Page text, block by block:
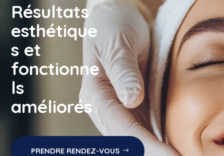
Résultats
esthétique
s et
fonctionne
ls
améliorés
PRENDRE RENDEZ-VOUS